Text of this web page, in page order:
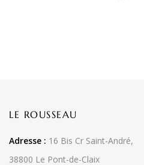
LE ROUSSEAU
Adresse : 16 Bis Cr Saint-André,
38800 Le Pont-de-Claix